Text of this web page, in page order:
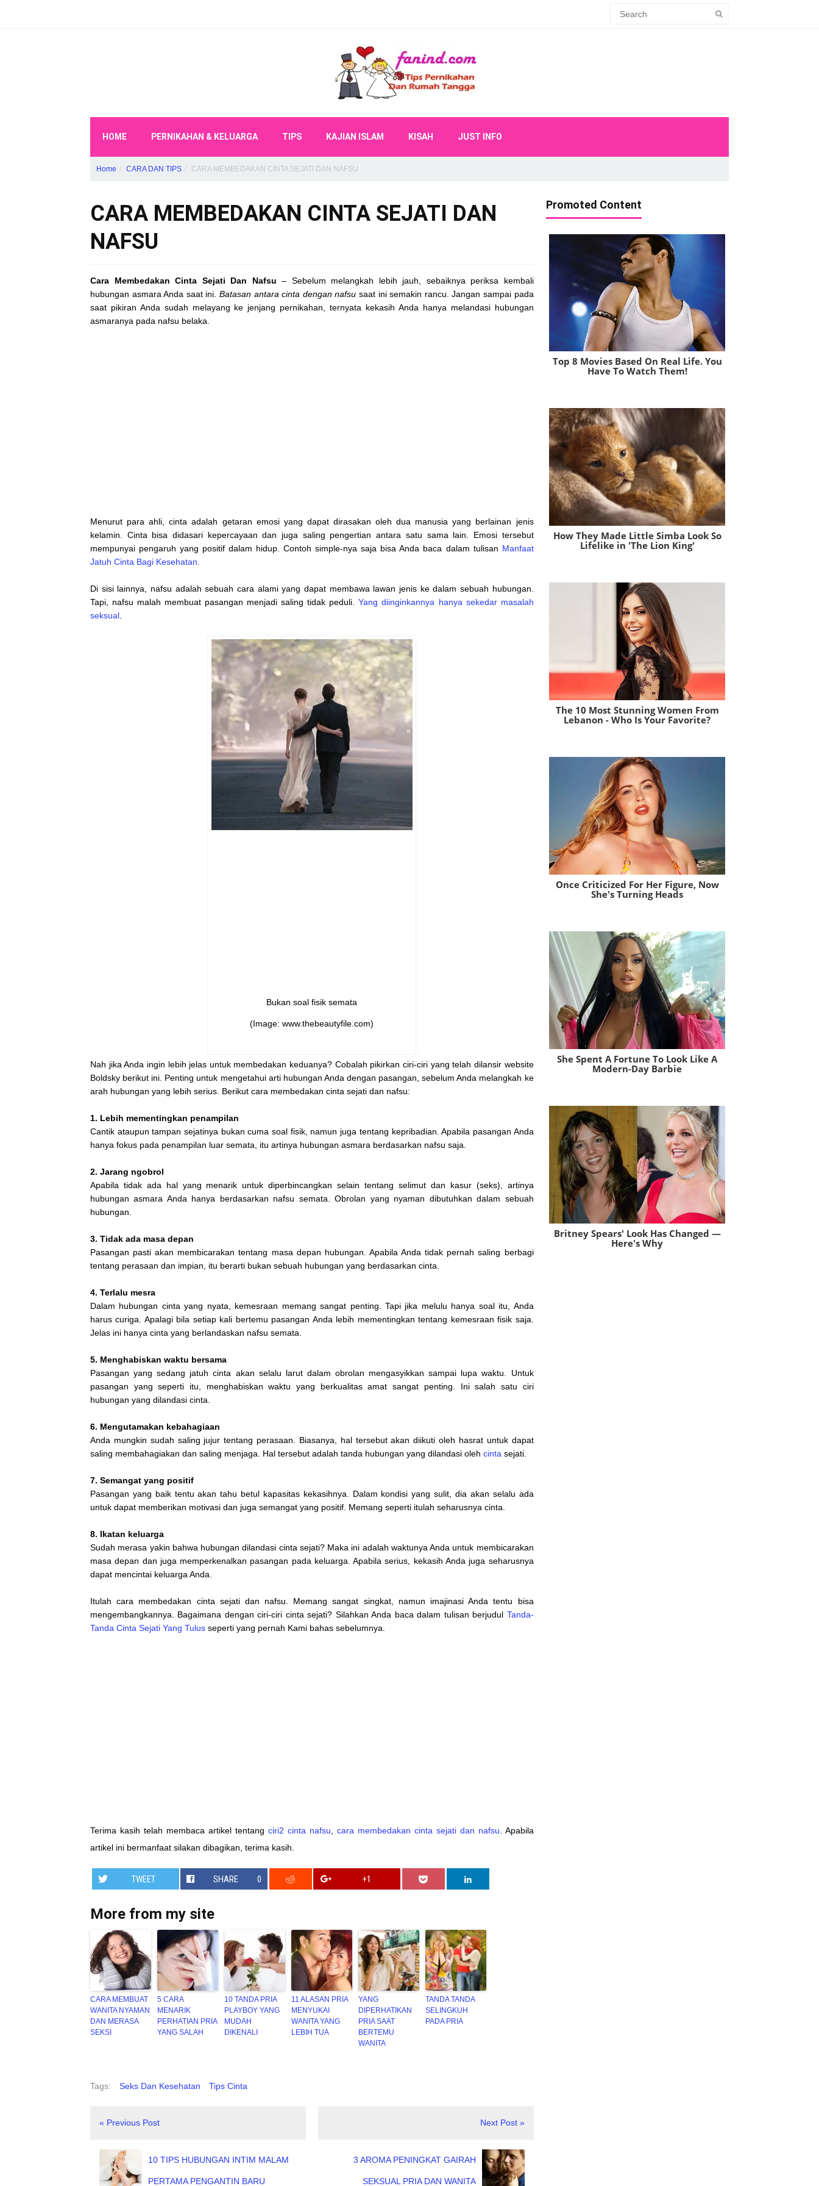
HOME PERNIKAHAN & KELUARGA TIPS KAJIAN ISLAM KISAH JUST INFO
Home CARA DAN TIPS CARA MEMBEDAKAN CINTA SEJATI DAN NAFSU
CARA MEMBEDAKAN CINTA SEJATI DAN
NAFSU
Cara Membedakan Cinta Sejati Dan Nafsu – Sebelum melangkah lebih jauh, sebaiknya periksa kembali
hubungan asmara Anda saat ini. Batasan antara cinta dengan nafsu saat ini semakin rancu. Jangan sampai pada
saat pikiran Anda sudah melayang ke jenjang pernikahan, ternyata kekasih Anda hanya melandasi hubungan
asmaranya pada nafsu belaka.
Menurut para ahli, cinta adalah getaran emosi yang dapat dirasakan oleh dua manusia yang berlainan jenis
kelamin. Cinta bisa didasari kepercayaan dan juga saling pengertian antara satu sama lain. Emosi tersebut
mempunyai pengaruh yang positif dalam hidup. Contoh simple-nya saja bisa Anda baca dalam tulisan Manfaat
Jatuh Cinta Bagi Kesehatan
Di sisi lainnya, nafsu adalah sebuah cara alami yang dapat membawa lawan jenis ke dalam sebuah hubungan.
Tapi, nafsu malah membuat pasangan menjadi saling tidak peduli.Yang diinginkannya hanya sekedar masalah
seksual
Bukan soal fisik semata
(Image: www.thebeautyfile.com)
Nah jika Anda ingin lebih jelas untuk membedakan keduanya? Cobalah pikirkan ciri-ciri yang telah dilansir website
Boldsky berikut ini. Penting untuk mengetahui arti hubungan Anda dengan pasangan, sebelum Anda melangkah ke
arah hubungan yang lebih serius. Berikut cara membedakan cinta sejati dan nafsu:
1. Lebih mementingkan penampilan
Cantik ataupun tampan sejatinya bukan cuma soal fisik, namun juga tentang kepribadian. Apabila pasangan Anda
hanya fokus pada penampilan luar semata, itu artinya hubungan asmara berdasarkan nafsu saja.
2. Jarang ngobrol
Apabila tidak ada hal yang menarik untuk diperbincangkan selain tentang selimut dan kasur (seks), artinya
hubungan asmara Anda hanya berdasarkan nafsu semata. Obrolan yang nyaman dibutuhkan dalam sebuah
hubungan.
3. Tidak ada masa depan
Pasangan pasti akan membicarakan tentang masa depan hubungan. Apabila Anda tidak pernah saling berbagi
tentang perasaan dan impian, itu berarti bukan sebuah hubungan yang berdasarkan cinta.
4. Terlalu mesra
Dalam hubungan cinta yang nyata, kemesraan memang sangat penting. Tapi jika melulu hanya soal itu, Anda
harus curiga. Apalagi bila setiap kali bertemu pasangan Anda lebih mementingkan tentang kemesraan fisik saja.
Jelas ini hanya cinta yang berlandaskan nafsu semata.
5. Menghabiskan waktu bersama
Pasangan yang sedang jatuh cinta akan selalu larut dalam obrolan mengasyikkan sampai lupa waktu. Untuk
pasangan yang seperti itu, menghabiskan waktu yang berkualitas amat sangat penting. Ini salah satu ciri
hubungan yang dilandasi cinta.
6. Mengutamakan kebahagiaan
Anda mungkin sudah saling jujur tentang perasaan. Biasanya, hal tersebut akan diikuti oleh hasrat untuk dapat
saling membahagiakan dan saling menjaga. Hal tersebut adalah tanda hubungan yang dilandasi oleh cinta sejati.
7. Semangat yang positif
Pasangan yang baik tentu akan tahu betul kapasitas kekasihnya. Dalam kondisi yang sulit, dia akan selalu ada
untuk dapat memberikan motivasi dan juga semangat yang positif. Memang seperti itulah seharusnya cinta.
8. Ikatan keluarga
Sudah merasa yakin bahwa hubungan dilandasi cinta sejati? Maka ini adalah waktunya Anda untuk membicarakan
masa depan dan juga memperkenalkan pasangan pada keluarga. Apabila serius, kekasih Anda juga seharusnya
dapat mencintai keluarga Anda.
Itulah cara membedakan cinta sejati dan nafsu. Memang sangat singkat, namun imajinasi Anda tentu bisa
mengembangkannya. Bagaimana dengan ciri-ciri cinta sejati? Silahkan Anda baca dalam tulisan berjudul Tanda-
Tanda Cinta Sejati Yang Tulus seperti yang pernah Kami bahas sebelumnya.
Terima kasih telah membaca artikel tentang ciri2 cinta nafsu cara membedakan cinta sejati dan nafsu . Apabila
artikel ini bermanfaat silakan dibagikan, terima kasih.
TWEET SHARE 0 +1
More from my site
CARA MEMBUAT
WANITA NYAMAN
DAN MERASA
SEKSI
5 CARA
MENARIK
PERHATIAN PRIA
YANG SALAH
10 TANDA PRIA
PLAYBOY YANG
MUDAH
DIKENALI
11 ALASAN PRIA
MENYUKAI
WANITA YANG
LEBIH TUA
YANG
DIPERHATIKAN
PRIA SAAT
BERTEMU
WANITA
TANDA TANDA
SELINGKUH
PADA PRIA
Tags: Seks Dan Kesehatan Tips Cinta
« Previous Post
10 TIPS HUBUNGAN INTIM MALAM
PERTAMA PENGANTIN BARU
Next Post »
3 AROMA PENINGKAT GAIRAH
SEKSUAL PRIA DAN WANITA
Promoted Content
Top 8 Movies Based On Real Life. You
Have To Watch Them!
How They Made Little Simba Look So
Lifelike in 'The Lion King'
The 10 Most Stunning Women From
Lebanon - Who Is Your Favorite?
Once Criticized For Her Figure, Now
She's Turning Heads
She Spent A Fortune To Look Like A
Modern-Day Barbie
Britney Spears' Look Has Changed —
Here's Why